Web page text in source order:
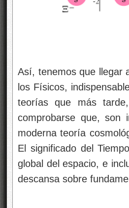
Así, tenemos que llegar
los Físicos,
teorías que más
comprobarse que, son
moderna teoría
El significado del
global del espacio, e
descansa sobre